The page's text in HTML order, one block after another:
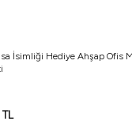
İsimliği Hediye Ahşap Ofis
TL